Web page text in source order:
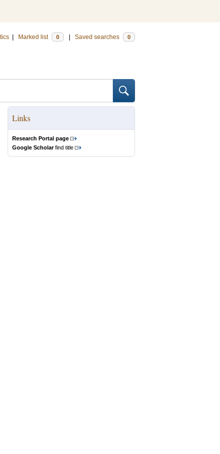
Marked list 0 Saved searches 0
Links
Research Portal page
Google Scholarfind title